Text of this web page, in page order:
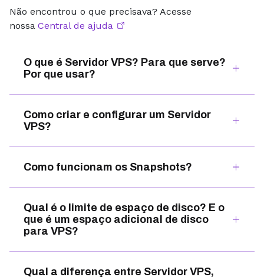
Não encontrou o que precisava? Acesse
nossa Central de ajuda
O que é Servidor VPS? Para que serve?
Por que usar?
Como criar e configurar um Servidor
VPS?
Como funcionam os Snapshots?
Qual é o limite de espaço de disco? E o
que é um espaço adicional de disco
para VPS?
Qual a diferença entre Servidor VPS,